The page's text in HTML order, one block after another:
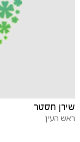
שירן חסטר
ראש העין